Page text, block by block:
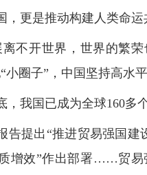
，更是推动构建人类命运
离不开世界，世界的繁
小圈子”，中国坚持高水
，我国已成为全球160多
告提出“推进贸易强国建
增效”作出部署……贸易